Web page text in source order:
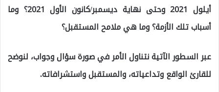
أيلول 2021 وحتى نهاية ديسمبر/كانون الأول 2021؟ وما
أسباب تلك الأزمة؟ وما هي ملامح المستقبل؟
عبر السطور الآتية نتناول الأمر في صورة سؤال وجواب، لنوضح
للقارئ الواقع وتداعياته، والمستقبل واستشرافاته.